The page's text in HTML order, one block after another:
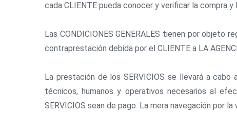
cada CLIENTE pueda conocer y verificar la compra
Las CONDICIONES GENERALES tienen por objeto
contraprestación debida por el CLIENTE a LA
La prestación de los SERVICIOS se llevará a
técnicos, humanos y operativos necesarios al
SERVICIOS sean de pago. La mera navegación por